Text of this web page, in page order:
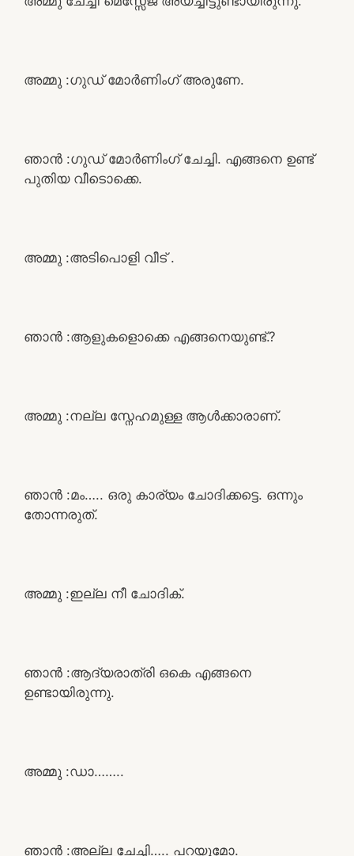
അമ്മു :ഗുഡ് മോർണിംഗ് അരുണേ.
ഞാൻ :ഗുഡ് മോർണിംഗ് ചേച്ചി. എങ്ങനെ ഉണ്ട്
പുതിയ വീടൊക്കെ.
അമ്മു :അടിപൊളി വീട് .
ഞാൻ :ആളുകളൊക്കെ എങ്ങനെയുണ്ട്.?
അമ്മു :നല്ല സ്നേഹമുള്ള ആൾക്കാരാണ്.
ഞാൻ :മം….. ഒരു കാര്യം ചോദിക്കട്ടെ. ഒന്നും
തോന്നരുത്.
അമ്മു :ഇല്ല നീ ചോദിക്.
ഞാൻ :ആദ്യരാത്രി ഒകെ എങ്ങനെ
ഉണ്ടായിരുന്നു.
അമ്മു :ഡാ……..
ഞാൻ :അല്ല ചേച്ചി….. പറയുമോ.